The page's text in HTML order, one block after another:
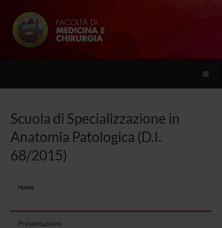
Toggle
Scuola di Specializzazione in
Anatomia Patologica (D.I.
68/2015)
Home
Presentazione